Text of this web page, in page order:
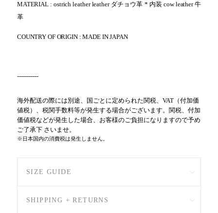
MATERIAL : ostrich leather leather ダチョウ革 * 内装 cow leather 牛
革
COUNTRY OF ORIGIN : MADE IN JAPAN
-----------
海外配送の際には別途、国ごとに定められた関税、VAT（付加価
値税）、税関手数料等が発生する場合がございます。関税、付加
価値税などが発生した場合、お客様のご負担になりますので予め
ご了承下 さいませ。
※日本国内の消費税は発生しません。
SIZE GUIDE
SHIPPING + RETURNS